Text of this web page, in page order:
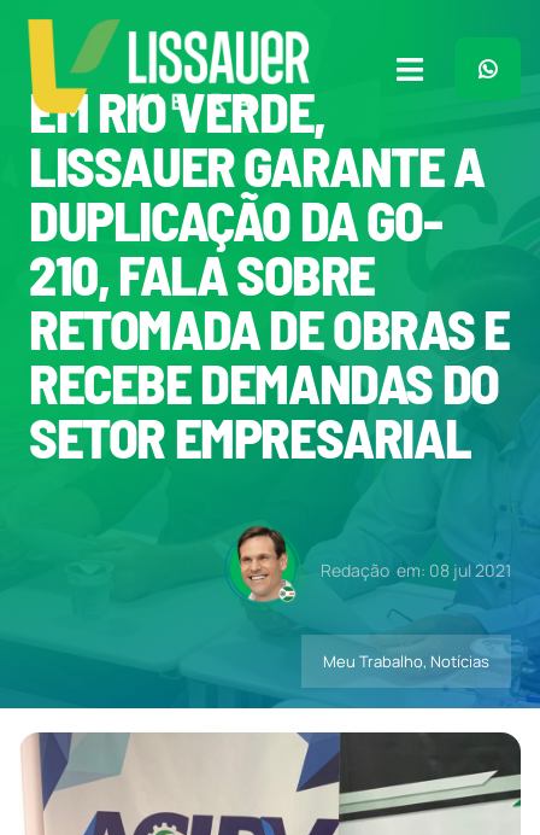
para
conteúdo
Toggle
Home
Plano de Governo
Meu Trabalho
O Que Penso
Quem Sou
EM RIO VERDE,
LISSAUER GARANTE A
DUPLICAÇÃO DA GO-
210, FALA SOBRE
RETOMADA DE OBRAS E
RECEBE DEMANDAS DO
SETOR EMPRESARIAL
Redação em: 08 jul 2021
Meu Trabalho, Notícias